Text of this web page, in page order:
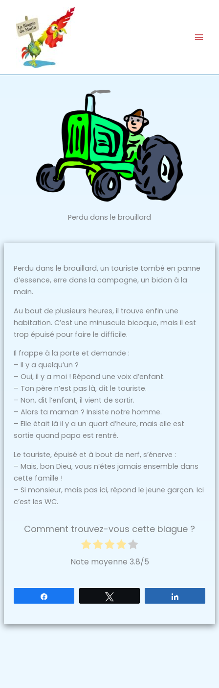
contenu
Perdu dans le brouillard
Perdu dans le brouillard, un touriste tombé en panne
d’essence, erre dans la campagne, un bidon à la
main.
Au bout de plusieurs heures, il trouve enfin une
habitation. C’est une minuscule bicoque, mais il est
trop épuisé pour faire le difficile.
Il frappe à la porte et demande :
– Il y a quelqu’un ?
– Oui, il y a moi ! Répond une voix d’enfant.
– Ton père n’est pas là, dit le touriste.
– Non, dit l’enfant, il vient de sortir.
– Alors ta maman ? Insiste notre homme.
– Elle était là il y a un quart d’heure, mais elle est
sortie quand papa est rentré.
Le touriste, épuisé et à bout de nerf, s’énerve :
– Mais, bon Dieu, vous n’êtes jamais ensemble dans
cette famille !
– Si monsieur, mais pas ici, répond le jeune garçon. Ici
c’est les WC.
Comment trouvez-vous cette blague ?
Note moyenne 3.8/5